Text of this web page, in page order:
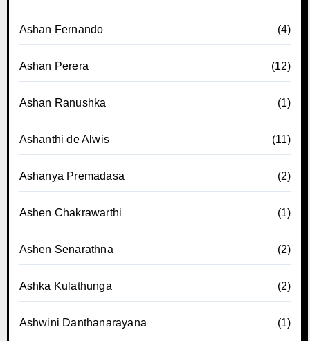
Ashan Fernando (4)
Ashan Perera (12)
Ashan Ranushka (1)
Ashanthi de Alwis (11)
Ashanya Premadasa (2)
Ashen Chakrawarthi (1)
Ashen Senarathna (2)
Ashka Kulathunga (2)
Ashwini Danthanarayana (1)